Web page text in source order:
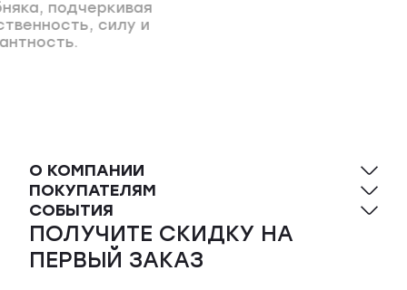
О КОМПАНИИ
ПОКУПАТЕЛЯМ
СОБЫТИЯ
ПОЛУЧИТЕ СКИДКУ НА
ПЕРВЫЙ ЗАКАЗ